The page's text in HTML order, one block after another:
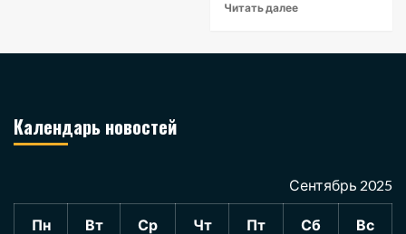
Читать далее
Календарь новостей
Сентябрь 2025
Пн Вт Ср Чт Пт Сб Вс